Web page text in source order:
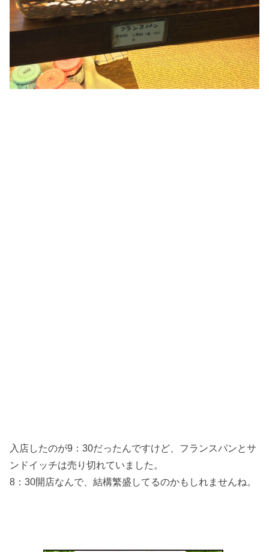
入店したのが9：30だったんですけど、フランスパンとサ
ンドイッチは売り切れていました。
8：30開店なんで、結構繁盛してるのかもしれませんね。